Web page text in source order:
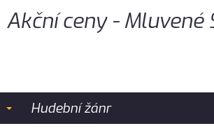
Akční ceny - Mluvené
Hudební žánr